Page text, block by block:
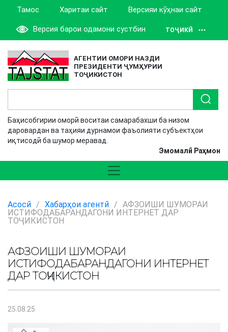
Тамос Харитаи сайт Версияи кӯҳнаи сайт
Версия барои одамони сустбин ТОҶИКӢ
АГЕНТИИ ОМОРИ НАЗДИ
ПРЕЗИДЕНТИ ҶУМҲУРИИ
ТОҶИКИСТОН
Баҳисобгирии оморӣ воситаи самарабахши ба низом
даровардан ва таҳияи дурнамои фаъолияти субъектҳои
иқтисодӣ ба шумор меравад.
Эмомалӣ Раҳмон
Асосӣ / Хабарҳои агентӣ / АФЗОИШИ ШУМОРАИ
ИСТИФОДАБАРАНДАГОНИ ИНТЕРНЕТ ДАР
ТОҶИКИСТОН
АФЗОИШИ ШУМОРАИ
ИСТИФОДАБАРАНДАГОНИ ИНТЕРНЕТ
ДАР ТОҶИКИСТОН
25.08.25